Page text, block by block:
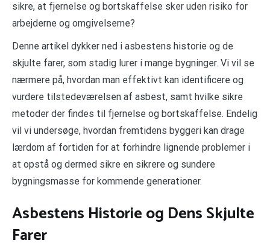
sikre, at fjernelse og bortskaffelse sker uden risiko for
arbejderne og omgivelserne?
Denne artikel dykker ned i asbestens historie og de
skjulte farer, som stadig lurer i mange bygninger. Vi vil se
nærmere på, hvordan man effektivt kan identificere og
vurdere tilstedeværelsen af asbest, samt hvilke sikre
metoder der findes til fjernelse og bortskaffelse. Endelig
vil vi undersøge, hvordan fremtidens byggeri kan drage
lærdom af fortiden for at forhindre lignende problemer i
at opstå og dermed sikre en sikrere og sundere
bygningsmasse for kommende generationer.
Asbestens Historie og Dens Skjulte
Farer